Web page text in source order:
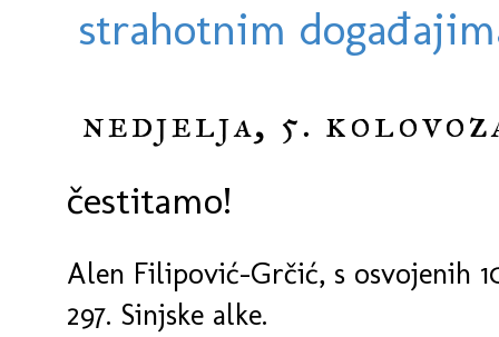
strahotnim
nedjelja, 5.
čestitamo!
Alen Filipović-Grčić, s osvojenih
297. Sinjske alke.